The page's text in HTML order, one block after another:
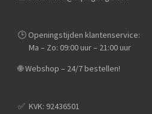
🕒 Openingstijden klantenservice:
Ma – Zo: 09:00 uur – 21:00 uur
🌐 Webshop – 24/7 bestellen!
✅️ KVK: 92436501